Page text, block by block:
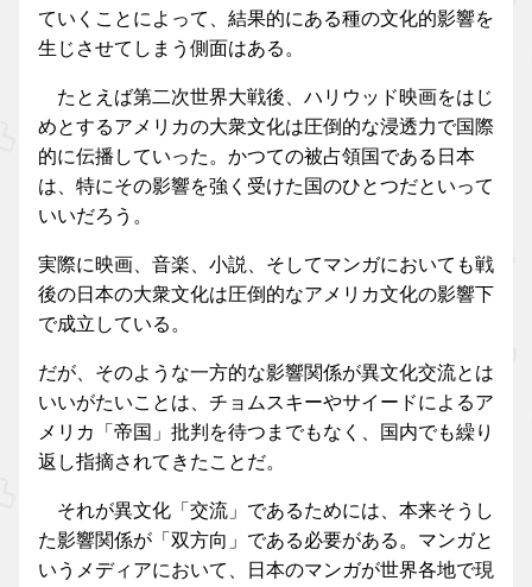
ていくことによって、結果的にある種の文化的影響を
生じさせてしまう側面はある。
たとえば第二次世界大戦後、ハリウッド映画をはじ
めとするアメリカの大衆文化は圧倒的な浸透力で国際
的に伝播していった。かつての被占領国である日本
は、特にその影響を強く受けた国のひとつだといって
いいだろう。
実際に映画、音楽、小説、そしてマンガにおいても戦
後の日本の大衆文化は圧倒的なアメリカ文化の影響下
で成立している。
だが、そのような一方的な影響関係が異文化交流とは
いいがたいことは、チョムスキーやサイードによるア
メリカ「帝国」批判を待つまでもなく、国内でも繰り
返し指摘されてきたことだ。
それが異文化「交流」であるためには、本来そうし
た影響関係が「双方向」である必要がある。マンガと
いうメディアにおいて、日本のマンガが世界各地で現